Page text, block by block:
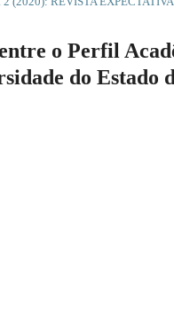
o Perfil
do Estado